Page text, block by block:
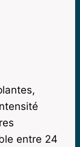
entre 24